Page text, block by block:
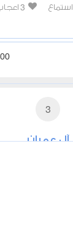
استماع 3
3
آل عمران